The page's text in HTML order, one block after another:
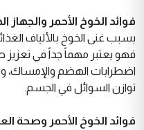
فوائد الخوخ الأحمر والجهاز
بسبب غنى الخوخ بالألياف
فهو يعتبر مهماً جداً في
اضطرابات الهضم والإمساك،
توازن السوائل في الجسم.
فوائد الخوخ الأحمر وصحة